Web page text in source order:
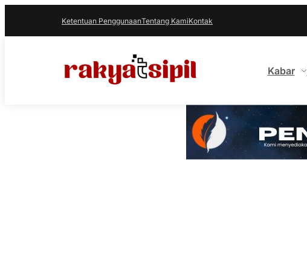
Ketentuan PenggunaanTentang KamiKontak
Kabar